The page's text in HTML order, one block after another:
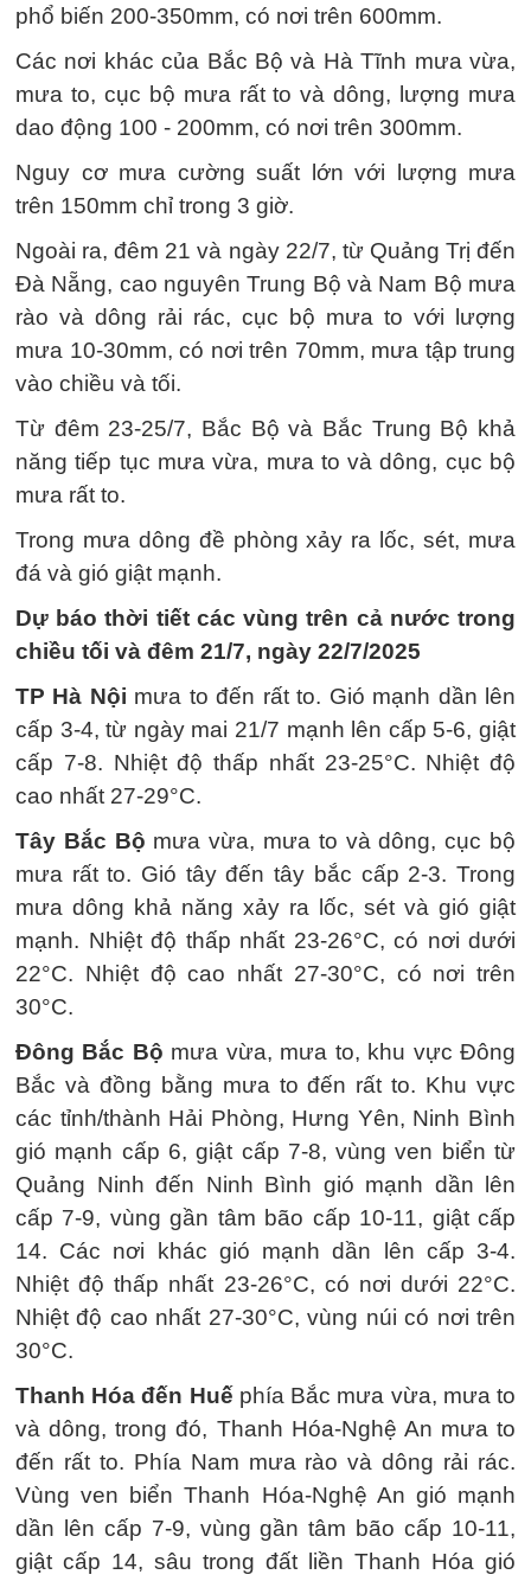
phổ biến 200-350mm, có nơi trên 600mm.
Các nơi khác của Bắc Bộ và Hà Tĩnh mưa vừa,
mưa to, cục bộ mưa rất to và dông, lượng mưa
dao động 100 - 200mm, có nơi trên 300mm.
Nguy cơ mưa cường suất lớn với lượng mưa
trên 150mm chỉ trong 3 giờ.
Ngoài ra, đêm 21 và ngày 22/7, từ Quảng Trị đến
Đà Nẵng, cao nguyên Trung Bộ và Nam Bộ mưa
rào và dông rải rác, cục bộ mưa to với lượng
mưa 10-30mm, có nơi trên 70mm, mưa tập trung
vào chiều và tối.
Từ đêm 23-25/7, Bắc Bộ và Bắc Trung Bộ khả
năng tiếp tục mưa vừa, mưa to và dông, cục bộ
mưa rất to.
Trong mưa dông đề phòng xảy ra lốc, sét, mưa
đá và gió giật mạnh.
Dự báo thời tiết các vùng trên cả nước trong
chiều tối và đêm 21/7, ngày 22/7/2025
TP Hà Nội mưa to đến rất to. Gió mạnh dần lên
cấp 3-4, từ ngày mai 21/7 mạnh lên cấp 5-6, giật
cấp 7-8. Nhiệt độ thấp nhất 23-25°C. Nhiệt độ
cao nhất 27-29°C.
Tây Bắc Bộ mưa vừa, mưa to và dông, cục bộ
mưa rất to. Gió tây đến tây bắc cấp 2-3. Trong
mưa dông khả năng xảy ra lốc, sét và gió giật
mạnh. Nhiệt độ thấp nhất 23-26°C, có nơi dưới
22°C. Nhiệt độ cao nhất 27-30°C, có nơi trên
30°C.
Đông Bắc Bộ mưa vừa, mưa to, khu vực Đông
Bắc và đồng bằng mưa to đến rất to. Khu vực
các tỉnh/thành Hải Phòng, Hưng Yên, Ninh Bình
gió mạnh cấp 6, giật cấp 7-8, vùng ven biển từ
Quảng Ninh đến Ninh Bình gió mạnh dần lên
cấp 7-9, vùng gần tâm bão cấp 10-11, giật cấp
14. Các nơi khác gió mạnh dần lên cấp 3-4.
Nhiệt độ thấp nhất 23-26°C, có nơi dưới 22°C.
Nhiệt độ cao nhất 27-30°C, vùng núi có nơi trên
30°C.
Thanh Hóa đến Huế phía Bắc mưa vừa, mưa to
và dông, trong đó, Thanh Hóa-Nghệ An mưa to
đến rất to. Phía Nam mưa rào và dông rải rác.
Vùng ven biển Thanh Hóa-Nghệ An gió mạnh
dần lên cấp 7-9, vùng gần tâm bão cấp 10-11,
giật cấp 14, sâu trong đất liền Thanh Hóa gió